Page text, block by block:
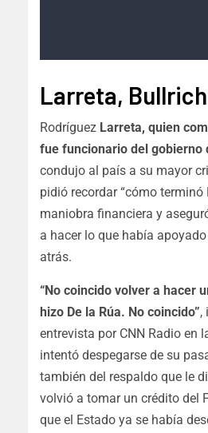
Larreta, Bullrich
Rodríguez Larreta, quien
fue funcionario del gobierno
condujo al país a su mayor
pidió recordar “cómo terminó
maniobra financiera y
a hacer lo que había
atrás.
“No coincido volver a hacer
hizo De la Rúa. No coincido”,
entrevista por CNN Radio en
intentó despegarse de su
también del respaldo que le
volvió a tomar un crédito del
que el Estado ya se había